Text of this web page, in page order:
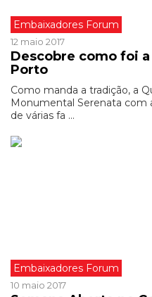
Embaixadores Forum
12 maio 2017
Descobre como foi
Porto
Como manda a tradição, a
Monumental Serenata com
de várias fa ...
Embaixadores Forum
10 maio 2017